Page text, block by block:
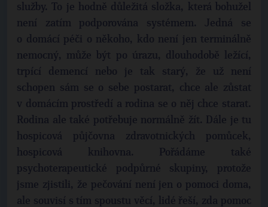
služby. To je hodně důležitá složka, která bohužel
není zatím podporována systémem. Jedná se
o domácí péči o někoho, kdo není jen terminálně
nemocný, může být po úrazu, dlouhodobě ležící,
trpící demencí nebo je tak starý, že už není
schopen sám se o sebe postarat, chce ale zůstat
v domácím prostředí a rodina se o něj chce starat.
Rodina ale také potřebuje normálně žít. Dále je tu
hospicová půjčovna zdravotnických pomůcek,
hospicová knihovna. Pořádáme také
psychoterapeutické podpůrné skupiny, protože
jsme zjistili, že pečování není jen o pomoci doma,
ale souvisí s tím spoustu věcí, lidé řeší, zda pomoc